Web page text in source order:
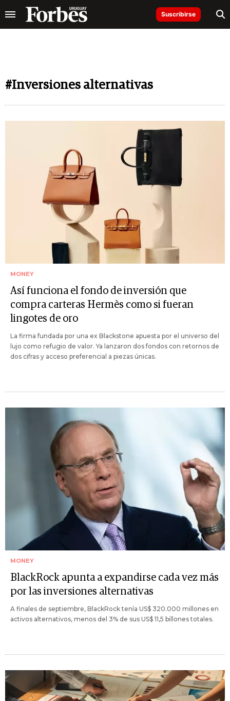
Suscribirse
#Inversiones alternativas
MONEY
Así funciona el fondo de inversión que
compra carteras Hermès como si fueran
lingotes de oro
La firma fundada por una ex Blackstone apuesta por el universo del
lujo como refugio de valor. Ya lanzaron dos fondos con retornos de
dos cifras y acceso preferencial a piezas únicas.
MONEY
BlackRock apunta a expandirse cada vez más
por las inversiones alternativas
A finales de septiembre, BlackRock tenía US$ 320.000 millones en
activos alternativos, menos del 3% de sus US$ 11,5 billones totales.